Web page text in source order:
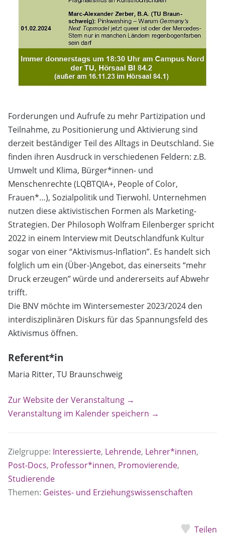
Forderungen und Aufrufe zu mehr Partizipation und
Teilnahme, zu Positionierung und Aktivierung sind
derzeit beständiger Teil des Alltags in Deutschland. Sie
finden ihren Ausdruck in verschiedenen Feldern: z.B.
Umwelt und Klima, Bürger*innen- und
Menschenrechte (LQBTQIA+, People of Color,
Frauen*…), Sozialpolitik und Tierwohl. Unternehmen
nutzen diese aktivistischen Formen als Marketing-
Strategien. Der Philosoph Wolfram Eilenberger spricht
2022 in einem Interview mit Deutschlandfunk Kultur
sogar von einer “Aktivismus-Inflation”. Es handelt sich
folglich um ein (Über-)Angebot, das einerseits “mehr
Druck erzeugen” würde und andererseits auf Abwehr
trifft.
Die BNV möchte im Wintersemester 2023/2024 den
interdisziplinären Diskurs für das Spannungsfeld des
Aktivismus öffnen.
Referent*in
Maria Ritter, TU Braunschweig
Zur Website der Veranstaltung →
Veranstaltung im Kalender speichern →
Zielgruppe: Interessierte, Lehrende, Lehrer*innen,
Post-Docs, Professor*innen, Promovierende,
Studierende
Themen: Geistes- und Erziehungswissenschaften
Teilen